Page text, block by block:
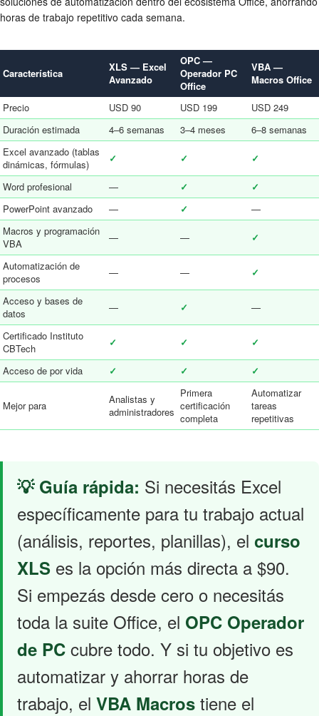
horas de trabajo repetitivo cada semana.
Característica
XLS — Excel
Avanzado
OPC —
Operador PC
Office
VBA —
Macros Office
Precio USD 90 USD 199
USD 249
Duración estimada
4–6 semanas 3–4 meses
6–8 semanas
Excel avanzado (tablas
dinámicas, fórmulas)
✓ ✓ ✓
Word profesional — ✓
✓
PowerPoint avanzado
— ✓
—
Macros y programación
VBA
— — ✓
Automatización de
procesos
— — ✓
Acceso y bases de
datos
— ✓ —
Certificado Instituto
CBTech
✓ ✓ ✓
Acceso de por vida ✓ ✓ ✓
Mejor para
Analistas y
administradores
Primera
certificación
completa
Automatizar
tareas
repetitivas
💡 Guía rápida: Si necesitás Excel
específicamente para tu trabajo actual
(análisis, reportes, planillas), el curso
XLS es la opción más directa a $90.
Si empezás desde cero o necesitás
toda la suite Office, el OPC Operador
de PC cubre todo. Y si tu objetivo es
automatizar y ahorrar horas de
trabajo, el VBA Macros tiene el